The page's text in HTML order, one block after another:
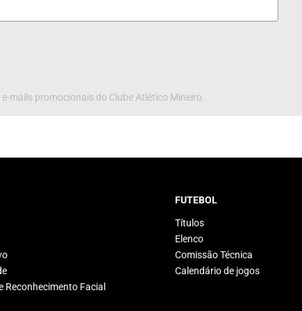
mails promocionais do Clube Atlético Mineiro.
Reconhecimento Facial
FUTEBOL
Títulos
Elenco
Comissão Técnica
Calendário de jogos